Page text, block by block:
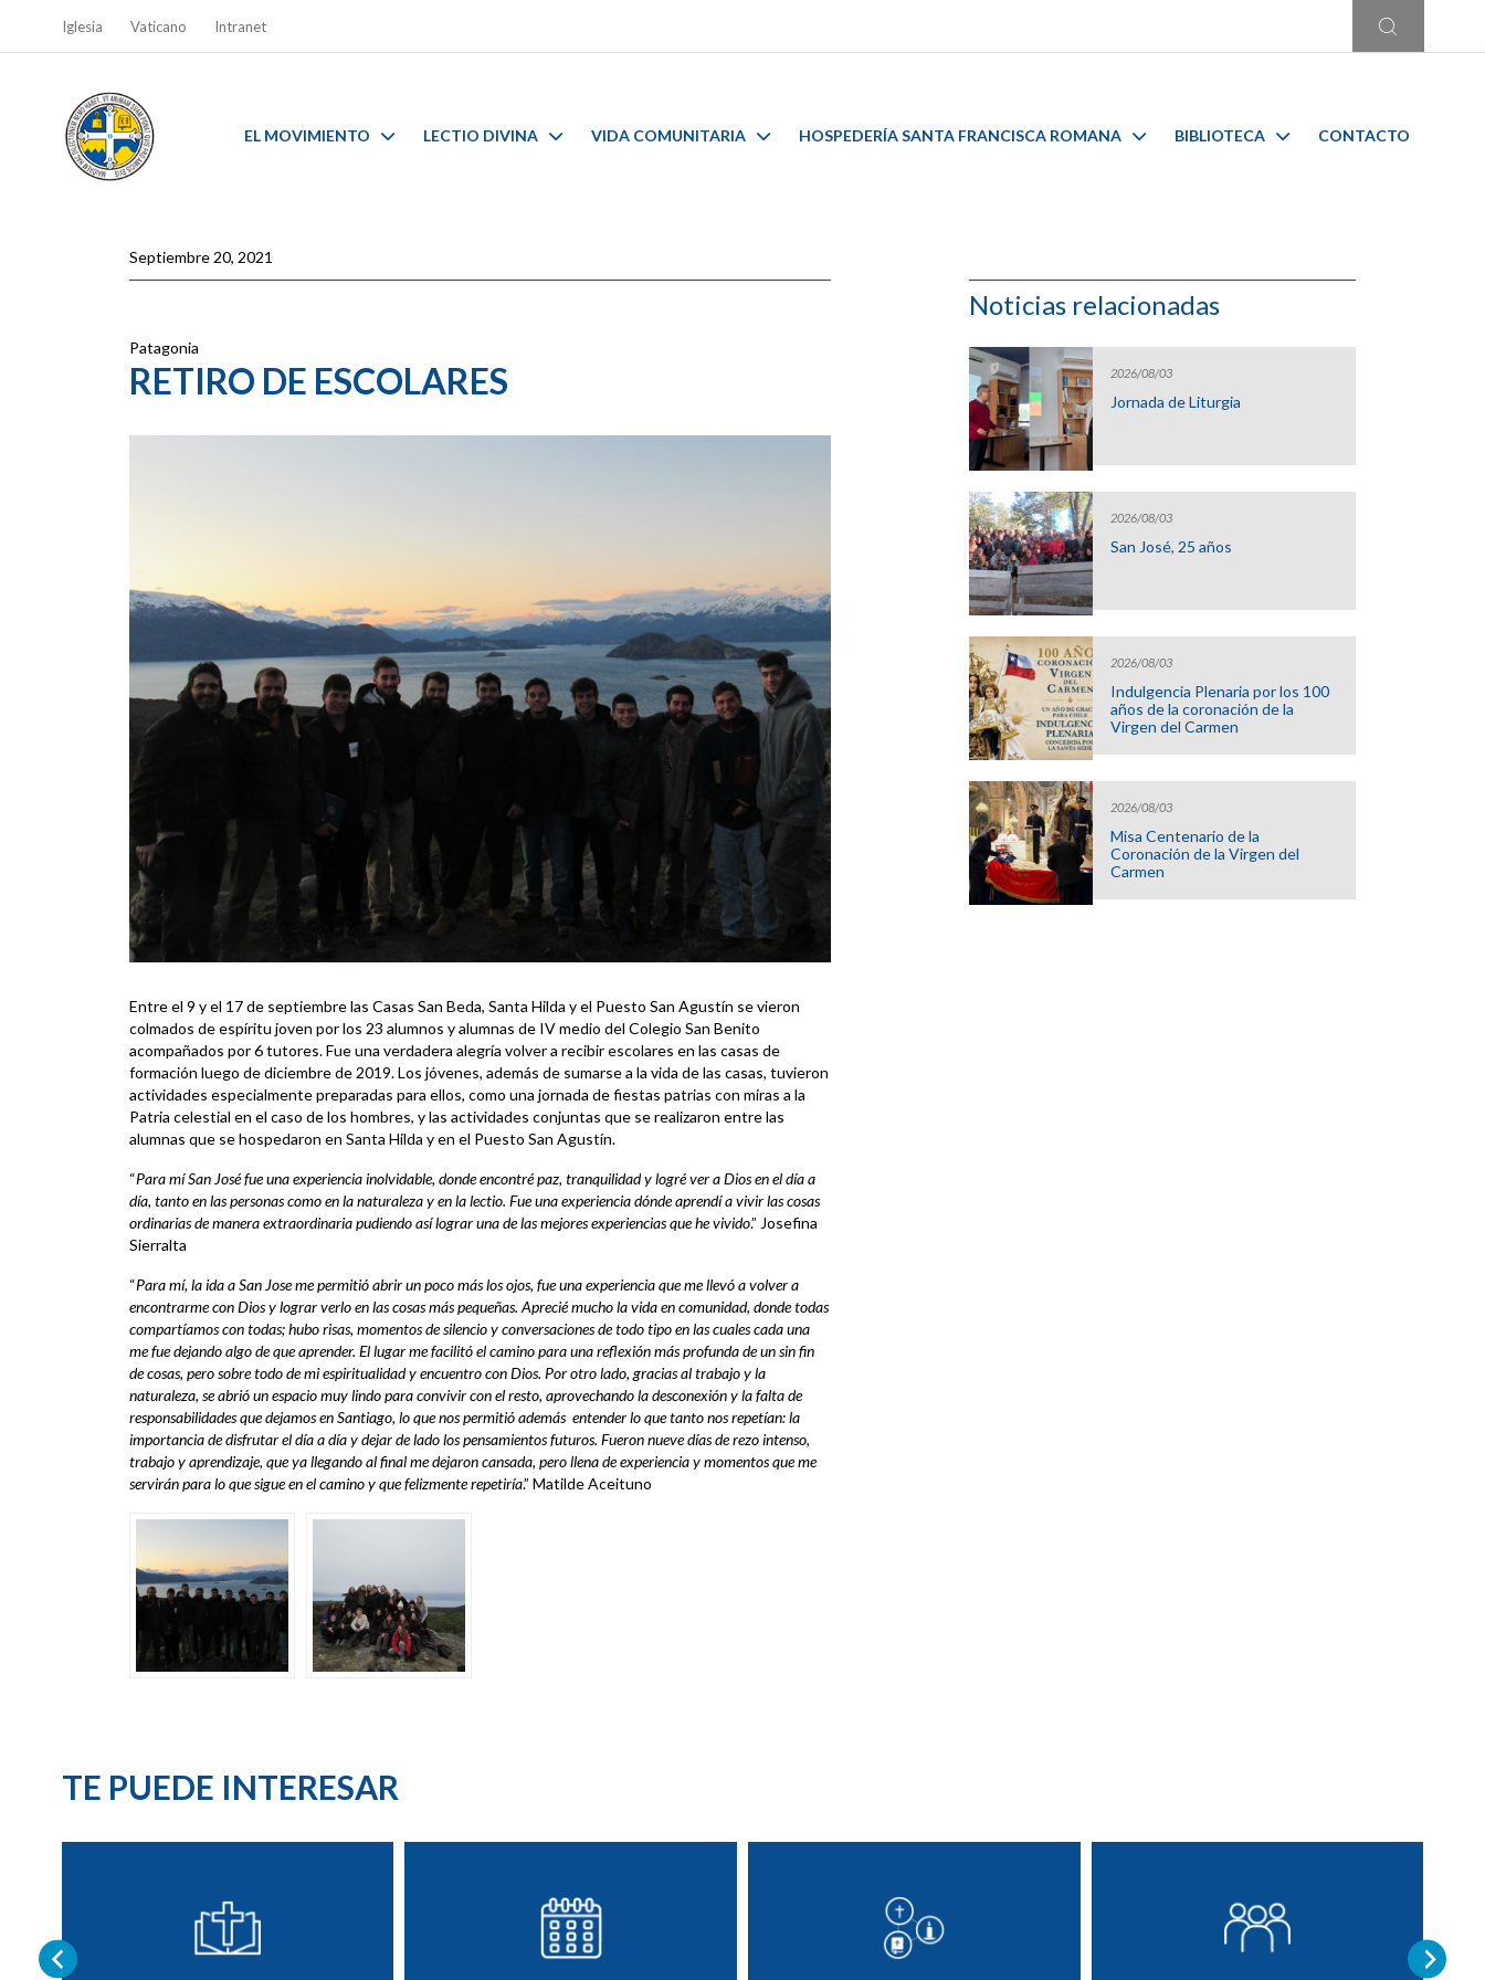
Iglesia Vaticano Intranet
EL MOVIMIENTO LECTIO DIVINA VIDA COMUNITARIA HOSPEDERÍA SANTA FRANCISCA ROMANA BIBLIOTECA CONTACTO
Septiembre 20, 2021
Patagonia
RETIRO DE ESCOLARES
Entre el 9 y el 17 de septiembre las Casas San Beda, Santa Hilda y el Puesto San Agustín se vieron
colmados de espíritu joven por los 23 alumnos y alumnas de IV medio del Colegio San Benito
acompañados por 6 tutores. Fue una verdadera alegría volver a recibir escolares en las casas de
formación luego de diciembre de 2019. Los jóvenes, además de sumarse a la vida de las casas, tuvieron
actividades especialmente preparadas para ellos, como una jornada de fiestas patrias con miras a la
Patria celestial en el caso de los hombres, y las actividades conjuntas que se realizaron entre las
alumnas que se hospedaron en Santa Hilda y en el Puesto San Agustín.
“Para mí San José fue una experiencia inolvidable, donde encontré paz, tranquilidad y logré ver a Dios en el día a
día, tanto en las personas como en la naturaleza y en la lectio. Fue una experiencia dónde aprendí a vivir las cosas
ordinarias de manera extraordinaria pudiendo así lograr una de las mejores experiencias que he vivido.” Josefina
Sierralta
“Para mí, la ida a San Jose me permitió abrir un poco más los ojos, fue una experiencia que me llevó a volver a
encontrarme con Dios y lograr verlo en las cosas más pequeñas. Aprecié mucho la vida en comunidad, donde todas
compartíamos con todas; hubo risas, momentos de silencio y conversaciones de todo tipo en las cuales cada una
me fue dejando algo de que aprender. El lugar me facilitó el camino para una reflexión más profunda de un sin fin
de cosas, pero sobre todo de mi espiritualidad y encuentro con Dios. Por otro lado, gracias al trabajo y la
naturaleza, se abrió un espacio muy lindo para convivir con el resto, aprovechando la desconexión y la falta de
responsabilidades que dejamos en Santiago, lo que nos permitió además entender lo que tanto nos repetían: la
importancia de disfrutar el día a día y dejar de lado los pensamientos futuros. Fueron nueve días de rezo intenso,
trabajo y aprendizaje, que ya llegando al final me dejaron cansada, pero llena de experiencia y momentos que me
servirán para lo que sigue en el camino y que felizmente repetiría.” Matilde Aceituno
Noticias relacionadas
2026/08/03
Jornada de Liturgia
2026/08/03
San José, 25 años
2026/08/03
Indulgencia Plenaria por los 100
años de la coronación de la
Virgen del Carmen
2026/08/03
Misa Centenario de la
Coronación de la Virgen del
Carmen
TE PUEDE INTERESAR